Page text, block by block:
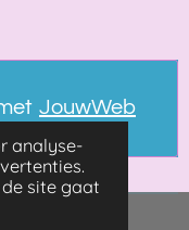
analyse-
site gaat
JouwWeb